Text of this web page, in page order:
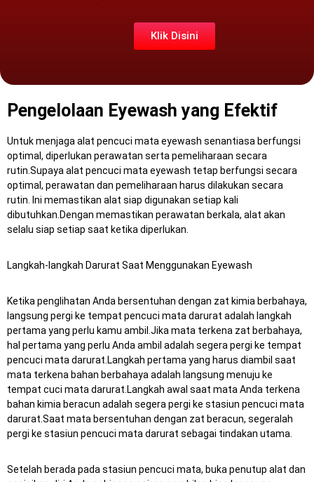
Klik Disini
Pengelolaan Eyewash yang Efektif
Untuk menjaga alat pencuci mata eyewash senantiasa berfungsi
optimal, diperlukan perawatan serta pemeliharaan secara
rutin.Supaya alat pencuci mata eyewash tetap berfungsi secara
optimal, perawatan dan pemeliharaan harus dilakukan secara
rutin.
Ini memastikan alat siap digunakan setiap kali
dibutuhkan.Dengan memastikan perawatan berkala, alat akan
selalu siap setiap saat ketika diperlukan.
Langkah-langkah Darurat Saat Menggunakan Eyewash
Ketika penglihatan Anda bersentuhan dengan zat kimia berbahaya,
langsung pergi ke tempat pencuci mata darurat adalah langkah
pertama yang perlu kamu ambil.Jika mata terkena zat berbahaya,
hal pertama yang perlu Anda ambil adalah segera pergi ke tempat
pencuci mata darurat.Langkah pertama yang harus diambil saat
mata terkena bahan berbahaya adalah langsung menuju ke
tempat cuci mata darurat.Langkah awal saat mata Anda terkena
bahan kimia beracun adalah segera pergi ke stasiun pencuci mata
darurat.Saat mata bersentuhan dengan zat beracun, segeralah
pergi ke stasiun pencuci mata darurat sebagai tindakan utama.
Setelah berada pada stasiun pencuci mata, buka penutup alat dan